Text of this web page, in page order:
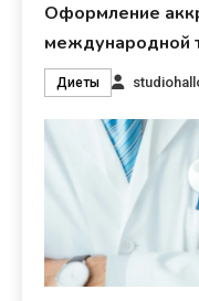
Оформление
международной
Диеты